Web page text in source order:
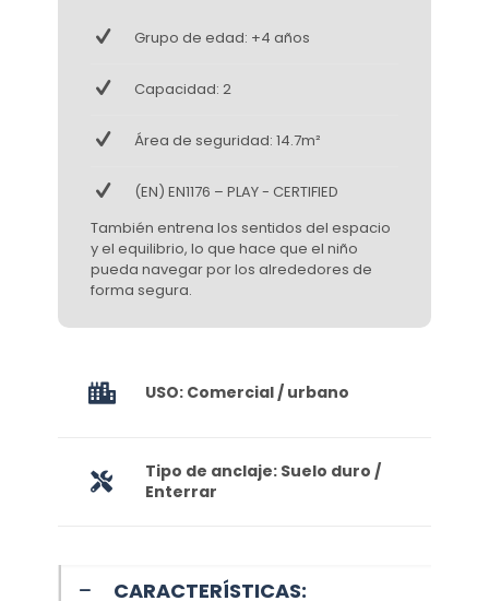
Grupo de edad: +4 años
Capacidad: 2
Área de seguridad: 14.7m²
(EN) EN1176 – PLAY - CERTIFIED
También entrena los sentidos del espacio
y el equilibrio, lo que hace que el niño
pueda navegar por los alrededores de
forma segura.
USO: Comercial / urbano
Tipo de anclaje: Suelo duro /
Enterrar
CARACTERÍSTICAS: